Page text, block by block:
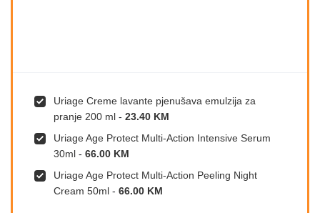
Uriage Creme lavante pjenušava emulzija za
pranje 200 ml - 23.40 KM
Uriage Age Protect Multi-Action Intensive Serum
30ml - 66.00 KM
Uriage Age Protect Multi-Action Peeling Night
Cream 50ml - 66.00 KM